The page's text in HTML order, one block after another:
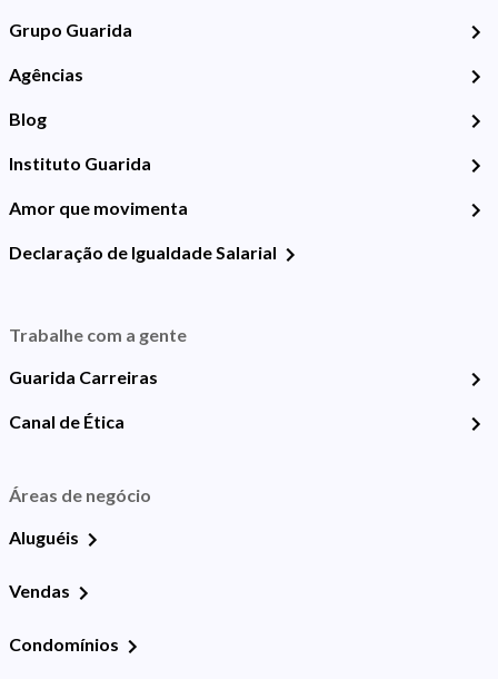
Grupo Guarida
Agências
Blog
Instituto Guarida
Amor que movimenta
Declaração de Igualdade Salarial
Trabalhe com a gente
Guarida Carreiras
Canal de Ética
Áreas de negócio
Aluguéis
Vendas
Condomínios